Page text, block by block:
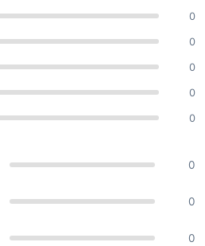
0
0
0
0
0
0
0
0